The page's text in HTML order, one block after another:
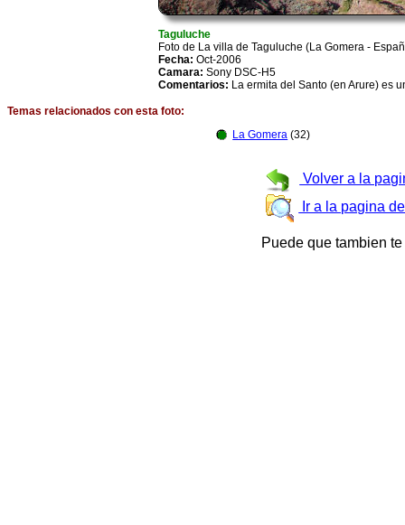
Taguluche
Foto de La villa de Taguluche (La Gomera -
Fecha: Oct-2006
Camara: Sony DSC-H5
Comentarios: La ermita del Santo (en Arure) es
Temas relacionados con esta foto:
La Gomera (32)
Volver a la
Ir a la pagina
Puede que tambien